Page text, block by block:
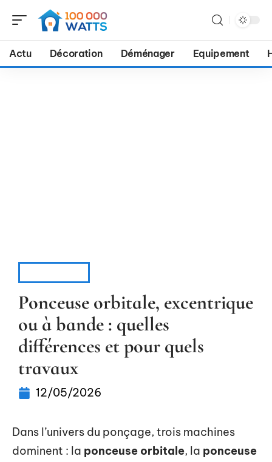
Actu Décoration Déménager Equipement
Ponceuse orbitale, excentrique
ou à bande : quelles
différences et pour quels
travaux
12/05/2026
Dans l’univers du ponçage, trois machines
dominent : la ponceuse orbitale, la ponceuse